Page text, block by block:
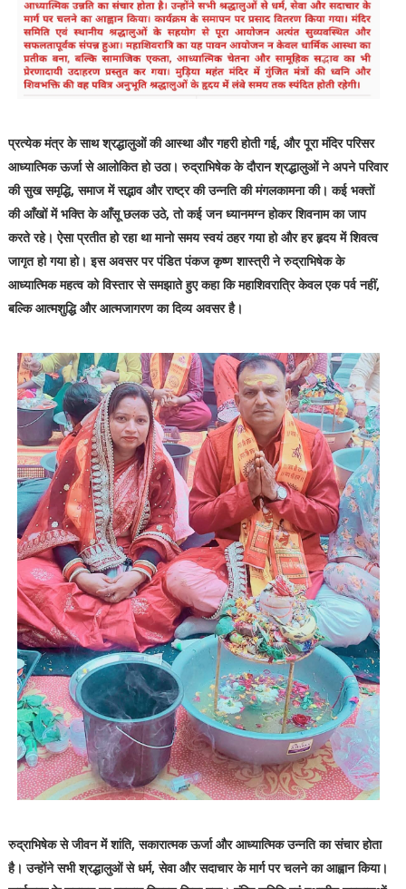
प्रत्येक मंत्र के साथ श्रद्धालुओं की आस्था और गहरी होती गई, और पूरा मंदिर परिसर
आध्यात्मिक ऊर्जा से आलोकित हो उठा। रुद्राभिषेक के दौरान श्रद्धालुओं ने अपने परिवार
की सुख समृद्धि, समाज में सद्भाव और राष्ट्र की उन्नति की मंगलकामना की। कई भक्तों
की आँखों में भक्ति के आँसू छलक उठे, तो कई जन ध्यानमग्न होकर शिवनाम का जाप
करते रहे। ऐसा प्रतीत हो रहा था मानो समय स्वयं ठहर गया हो और हर हृदय में शिवत्व
जागृत हो गया हो। इस अवसर पर पंडित पंकज कृष्ण शास्त्री ने रुद्राभिषेक के
आध्यात्मिक महत्व को विस्तार से समझाते हुए कहा कि महाशिवरात्रि केवल एक पर्व नहीं,
बल्कि आत्मशुद्धि और आत्मजागरण का दिव्य अवसर है।
रुद्राभिषेक से जीवन में शांति, सकारात्मक ऊर्जा और आध्यात्मिक उन्नति का संचार होता
है। उन्होंने सभी श्रद्धालुओं से धर्म, सेवा और सदाचार के मार्ग पर चलने का आह्वान किया।